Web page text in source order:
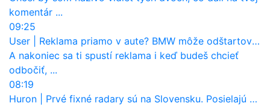
komentár ...
09:25
User
Reklama priamo v aute? BMW môže odštartovať nový trend
A nakoniec sa ti spustí reklama i keď budeš chcieť
odbočiť, ...
08:19
Huron
Prvé fixné radary sú na Slovensku. Posielajú už pokuty? Ukáže ich Waze?